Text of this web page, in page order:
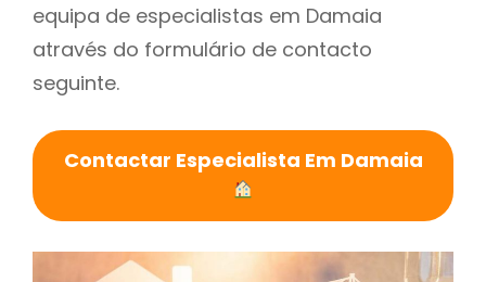
equipa de especialistas em Damaia
através do formulário de contacto
seguinte.
Contactar Especialista Em Damaia